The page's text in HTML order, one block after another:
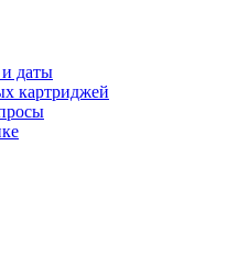
даты
картриджей